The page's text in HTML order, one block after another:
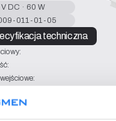
DC · 60 W
011-01-05
techniczna